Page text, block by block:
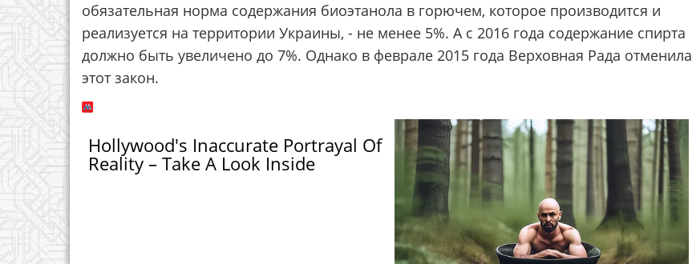
обязательная норма содержания биоэтанола в горючем, которое производится и
реализуется на территории Украины, - не менее 5%. А с 2016 года содержание спирта
должно быть увеличено до 7%. Однако в феврале 2015 года Верховная Рада отменила
этот закон.
Hollywood's Inaccurate Portrayal Of
Reality – Take A Look Inside